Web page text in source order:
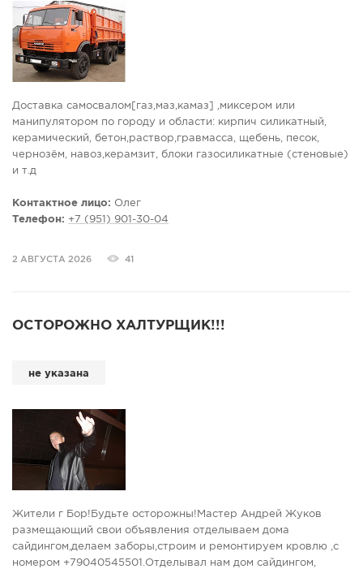
Доставка самосвалом[газ,маз,камаз] ,миксером или
манипулятором по городу и области: кирпич силикатный,
керамический, бетон,раствор,гравмасса, щебень, песок,
чернозём, навоз,керамзит, блоки газосиликатные (стеновые)
и т.д
Контактное лицо: Олег
Телефон: +7 (951) 901-30-04
2 АВГУСТА 2026 41
ОСТОРОЖНО ХАЛТУРЩИК!!!
не указана
Жители г Бор!Будьте осторожны!Мастер Андрей Жуков
размещающий свои объявления отделываем дома
сайдингом,делаем заборы,строим и ремонтируем кровлю ,с
номером +79040545501.Отделывал нам дом сайдингом,